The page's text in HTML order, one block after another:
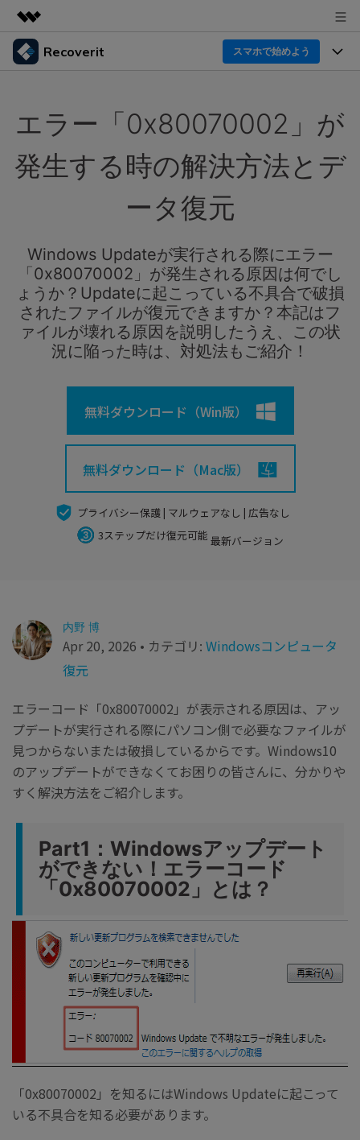
製品
概要
企業情報
プラン＆価格
Recoverit スマホで始めよう
Recoverit for Windows
Windowsデータ復元ならRecoverit！確実な復元技術と
スマホで始めよう
Recoverit for Mac
AI
Macの大切なデータを制限なく完全復元
スマホで始めよう
Recoverit 無料版
スマホで始めよう
UBackit - データバックアップ
機能一覧
ドライブから復元
削除されたメディアを復元
独自の復元ソリューション 新着
ドキュメントを復元
データ損失のシナリオ
データ復元事例
外付けデバイス復元
パソコン復元
その他の復元
データ復元の専門家
カスタマーストーリー
人気内容
操作ガイド
ログイン
search
スマホで始めよう
エラー「0x80070002」が
発生する時の解決方法とデ
ータ復元
Windows Updateが実行される際にエラー
「0x80070002」が発生される原因は何でし
ょうか？Updateに起こっている不具合で破損
されたファイルが復元できますか？本記はフ
ァイルが壊れる原因を説明したうえ、この状
況に陥った時は、対処法もご紹介！
無料ダウンロード（Win版）
無料ダウンロード（Mac版）
プライバシー保護 | マルウェアなし | 広告なし
3ステップだけ復元可能 最新バージョン
内野 博
Apr 20, 2026 • カテゴリ: Windowsコンピュータ
復元
エラーコード「0x80070002」が表示される原因は、アッ
プデートが実行される際にパソコン側で必要なファイルが
見つからないまたは破損しているからです。Windows10
のアップデートができなくてお困りの皆さんに、分かりや
すく解決方法をご紹介します。
Part1：Windowsアップデート
ができない！エラーコード
「0x80070002」とは？
「0x80070002」を知るにはWindows Updateに起こって
いる不具合を知る必要があります。